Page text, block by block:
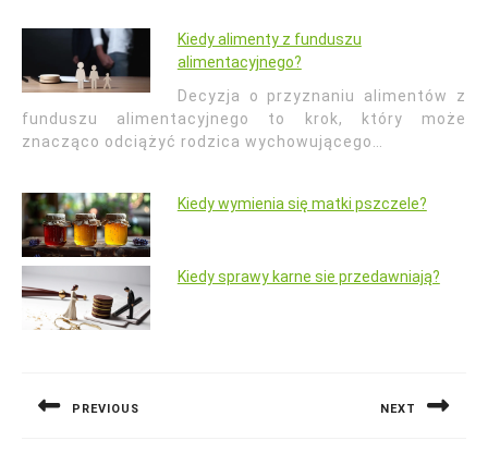
Kiedy alimenty z funduszu
alimentacyjnego?
Decyzja o przyznaniu alimentów z
funduszu alimentacyjnego to krok, który może
znacząco odciążyć rodzica wychowującego…
Kiedy wymienia się matki pszczele?
Kiedy sprawy karne sie przedawniają?
PREVIOUS NEXT